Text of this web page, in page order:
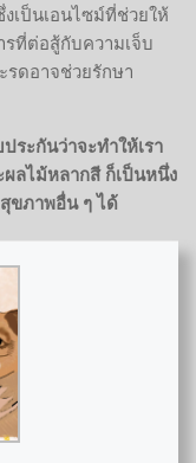
เป็นเอนไซม์ที่ช่วยให้
ที่ต่อสู้กับความเจ็บ
ดอาจช่วยรักษา
ะกันว่าจะทำให้เรา
ลไม้หลากสี ก็เป็นหนึ่ง
ขภาพอื่น ๆ ได้